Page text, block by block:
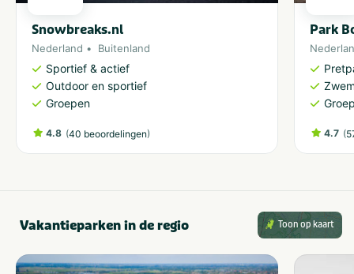
Snowbreaks.nl
Nederland Buitenland
Sportief & actief
Outdoor en sportief
Groepen
4.8 (40 beoordelingen)
Park
4.7 (
Vakantieparken in de regio Toon op kaart